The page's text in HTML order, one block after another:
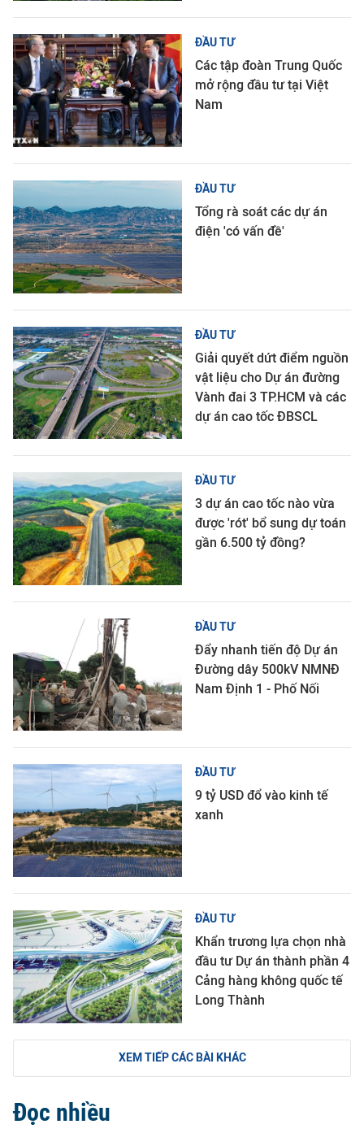
ĐẦU TƯ
Các tập đoàn Trung Quốc
mở rộng đầu tư tại Việt
Nam
ĐẦU TƯ
Tổng rà soát các dự án
điện 'có vấn đề'
ĐẦU TƯ
Giải quyết dứt điểm nguồn
vật liệu cho Dự án đường
Vành đai 3 TP.HCM và các
dự án cao tốc ĐBSCL
ĐẦU TƯ
3 dự án cao tốc nào vừa
được 'rót' bổ sung dự toán
gần 6.500 tỷ đồng?
ĐẦU TƯ
Đẩy nhanh tiến độ Dự án
Đường dây 500kV NMNĐ
Nam Định 1 - Phố Nối
ĐẦU TƯ
9 tỷ USD đổ vào kinh tế
xanh
ĐẦU TƯ
Khẩn trương lựa chọn nhà
đầu tư Dự án thành phần 4
Cảng hàng không quốc tế
Long Thành
XEM TIẾP CÁC BÀI KHÁC
Đọc nhiều